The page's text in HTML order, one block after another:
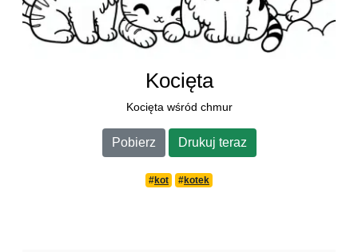
Kocięta
Kocięta wśród chmur
Pobierz Drukuj teraz
#kot #kotek